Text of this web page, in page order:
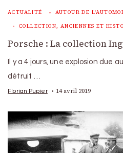
ACTUALITÉ AUTOUR DE
COLLECTION, ANCIENNES ET
Porsche : La collection
Il y a 4 jours, une explosion due
détruit …
Florian Pupier 14 avril 2019